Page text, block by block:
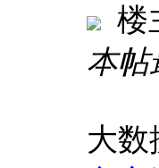
楼
本帖
大数